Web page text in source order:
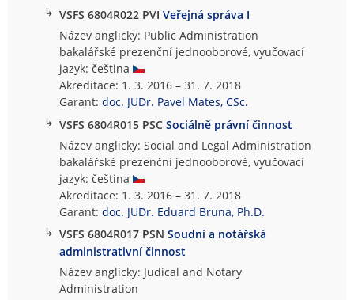
↳ VSFS 6804R022 PVIVeřejná správa I
Název anglicky: Public Administration
bakalářské prezenční jednooborové, vyučovací
jazyk: čeština
Akreditace: 1. 3. 2016 – 31. 7. 2018
Garant:doc. JUDr. Pavel Mates, CSc.
↳ VSFS 6804R015 PSCSociálně právní činnost
Název anglicky: Social and Legal Administration
bakalářské prezenční jednooborové, vyučovací
jazyk: čeština
Akreditace: 1. 3. 2016 – 31. 7. 2018
Garant:doc. JUDr. Eduard Bruna, Ph.D.
↳ VSFS 6804R017 PSNSoudní a notářská
administrativní činnost
Název anglicky: Judical and Notary
Administration